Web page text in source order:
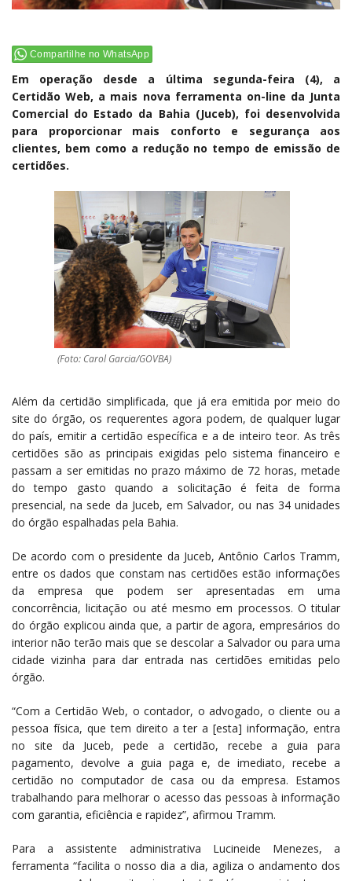
Compartilhe no WhatsApp
Em operação desde a última segunda-feira (4), a
Certidão Web, a mais nova ferramenta on-line da Junta
Comercial do Estado da Bahia (Juceb), foi desenvolvida
para proporcionar mais conforto e segurança aos
clientes, bem como a redução no tempo de emissão de
certidões.
(Foto: Carol Garcia/GOVBA)
Além da certidão simplificada, que já era emitida por meio do
site do órgão, os requerentes agora podem, de qualquer lugar
do país, emitir a certidão específica e a de inteiro teor. As três
certidões são as principais exigidas pelo sistema financeiro e
passam a ser emitidas no prazo máximo de 72 horas, metade
do tempo gasto quando a solicitação é feita de forma
presencial, na sede da Juceb, em Salvador, ou nas 34 unidades
do órgão espalhadas pela Bahia.
De acordo com o presidente da Juceb, Antônio Carlos Tramm,
entre os dados que constam nas certidões estão informações
da empresa que podem ser apresentadas em uma
concorrência, licitação ou até mesmo em processos. O titular
do órgão explicou ainda que, a partir de agora, empresários do
interior não terão mais que se descolar a Salvador ou para uma
cidade vizinha para dar entrada nas certidões emitidas pelo
órgão.
“Com a Certidão Web, o contador, o advogado, o cliente ou a
pessoa física, que tem direito a ter a [esta] informação, entra
no site da Juceb, pede a certidão, recebe a guia para
pagamento, devolve a guia paga e, de imediato, recebe a
certidão no computador de casa ou da empresa. Estamos
trabalhando para melhorar o acesso das pessoas à informação
com garantia, eficiência e rapidez”, afirmou Tramm.
Para a assistente administrativa Lucineide Menezes, a
ferramenta “facilita o nosso dia a dia, agiliza o andamento dos